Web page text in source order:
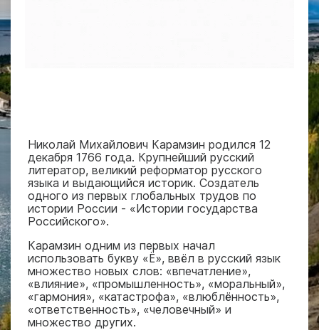
Николай Михайлович Карамзин родился 12
декабря 1766 года. Крупнейший русский
литератор, великий реформатор русского
языка и выдающийся историк. Создатель
одного из первых глобальных трудов по
истории России - «Истории государства
Российского».
Карамзин одним из первых начал
использовать букву «Ё», ввёл в русский язык
множество новых слов: «впечатление»,
«влияние», «промышленность», «моральный»,
«гармония», «катастрофа», «влюблённость»,
«ответственность», «человечный» и
множество других.